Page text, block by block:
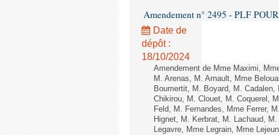
Amendement n° 2495 - PLF
Date de
dépôt :
18/10/2024
Amendement de Mme Maximi,
M. Arenas, M. Arnault, Mme
Boumertit, M. Boyard, M.
Chikirou, M. Clouet, M. Coquerel,
Feld, M. Fernandes, Mme Ferrer,
Hignet, M. Kerbrat, M. Lachaud,
Legavre, Mme Legrain, Mme